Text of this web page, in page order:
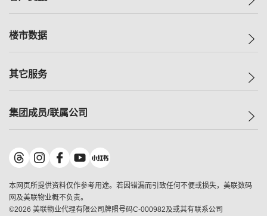
人才招募
减价
美联豪宅
独家楼盘
租房
自助放盘
查询热线
按揭计算机
负担能力计算机
转按计算机
缴款方式
楼市数据
指数
历史成交
小区成交排行榜
地区百科
其它服务
小区专页
美联精英会
美善会
地产经纪人管理协会
集团成员/联属公司
美联物业
鋑联控股*
美联工商铺*
美联中国
本网页所提供资料仅作参考用途。若因错漏而引致任何不便或损失，美联数码
网及美联物业概不负责。
©2026 美联物业代理有限公司牌照号码C-000982及或其有联系公司